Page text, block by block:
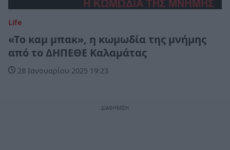
Life
«Το καμ μπακ», η κωμωδία της μνήμης
από το ΔΗΠΕΘΕ Καλαμάτας
28 Ιανουαρίου 2025 19:23